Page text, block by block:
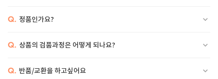
Q. 정품인가요?
Q. 상품의 검품과정은 어떻게 되나요?
Q. 반품/교환을 하고싶어요